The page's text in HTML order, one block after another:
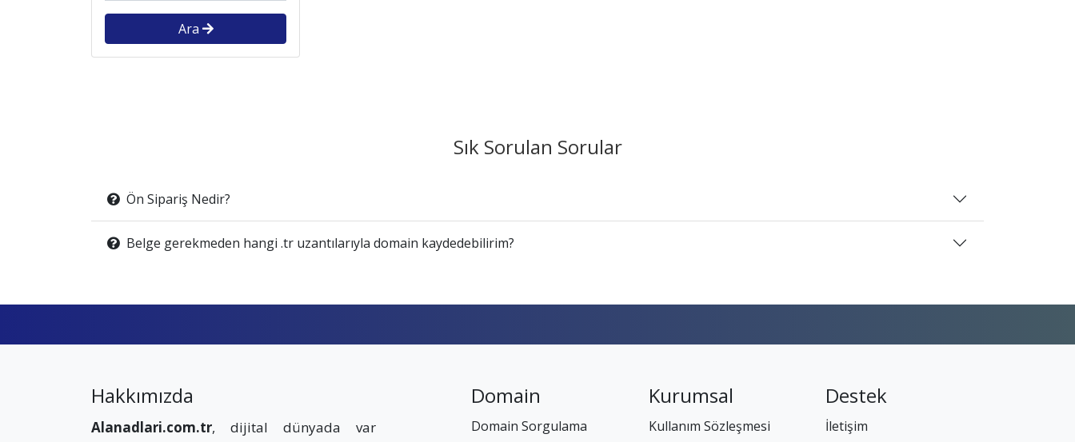
Ara
Sık Sorulan Sorular
Ön Sipariş Nedir?
Belge gerekmeden hangi .tr uzantılarıyla domain kaydedebilirim?
Hakkımızda
Alanadlari.com.tr, dijital dünyada var
Domain
Domain Sorgulama
Kurumsal
Kullanım Sözleşmesi
Destek
İletişim